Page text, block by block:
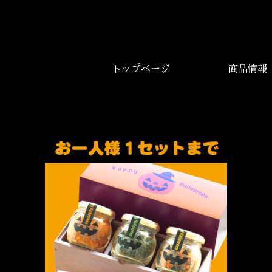
トップページ 商品情報